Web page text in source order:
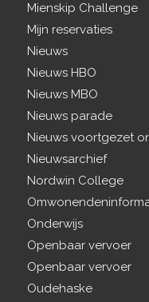
Mienskip Challenge
Mijn reservaties
Nieuws
Nieuws HBO
Nieuws MBO
Nieuws parade
Nieuws voortgezet
Nieuwsarchief
Nordwin College
Onderwijs
Openbaar vervoer
Openbaar vervoer
Oudehaske